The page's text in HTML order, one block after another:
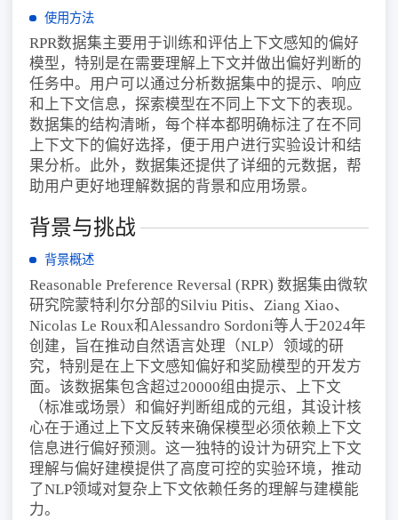
使用方法
RPR数据集主要用于训练和评估上下文感知的偏好
模型，特别是在需要理解上下文并做出偏好判断的
任务中。用户可以通过分析数据集中的提示、响应
和上下文信息，探索模型在不同上下文下的表现。
数据集的结构清晰，每个样本都明确标注了在不同
上下文下的偏好选择，便于用户进行实验设计和结
果分析。此外，数据集还提供了详细的元数据，帮
助用户更好地理解数据的背景和应用场景。
背景与挑战
背景概述
Reasonable Preference Reversal (RPR) 数据集由微软
研究院蒙特利尔分部的Silviu Pitis、Ziang Xiao、
Nicolas Le Roux和Alessandro Sordoni等人于2024年
创建，旨在推动自然语言处理（NLP）领域的研
究，特别是在上下文感知偏好和奖励模型的开发方
面。该数据集包含超过20000组由提示、上下文
（标准或场景）和偏好判断组成的元组，其设计核
心在于通过上下文反转来确保模型必须依赖上下文
信息进行偏好预测。这一独特的设计为研究上下文
理解与偏好建模提供了高度可控的实验环境，推动
了NLP领域对复杂上下文依赖任务的理解与建模能
力。